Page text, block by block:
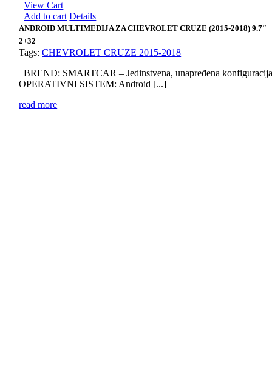
View Cart
Add to cart Details
ANDROID MULTIMEDIJA ZA CHEVROLET CRUZE (2015-2018) 9.7″
2+32
Tags:CHEVROLET CRUZE 2015-2018|
BREND: SMARTCAR – Jedinstvena, unapređena
OPERATIVNI SISTEM: Android [...]
read more